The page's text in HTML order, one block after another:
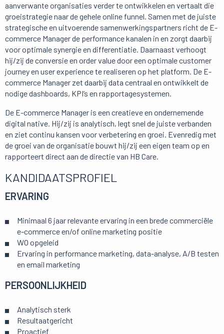
aanverwante organisaties verder te ontwikkelen en vertaalt die
groeistrategie naar de gehele online funnel. Samen met de juiste
strategische en uitvoerende samenwerkingspartners richt de E-
commerce Manager de performance kanalen in en zorgt daarbij
voor optimale synergie en differentiatie. Daarnaast verhoogt
hij/zij de conversie en order value door een optimale customer
journey en user experience te realiseren op het platform. De E-
commerce Manager zet daarbij data centraal en ontwikkelt de
nodige dashboards, KPI’s en rapportagesystemen.
De E-commerce Manager is een creatieve en ondernemende
digital native. Hij/zij is analytisch, legt snel de juiste verbanden
en ziet continu kansen voor verbetering en groei. Evenredig met
de groei van de organisatie bouwt hij/zij een eigen team op en
rapporteert direct aan de directie van HB Care.
KANDIDAATSPROFIEL
ERVARING
Minimaal 6 jaar relevante ervaring in een brede commerciële
e-commerce en/of online marketing positie
WO opgeleid
Ervaring in performance marketing, data-analyse, A/B testen
en email marketing
PERSOONLIJKHEID
Analytisch sterk
Resultaatgericht
Proactief